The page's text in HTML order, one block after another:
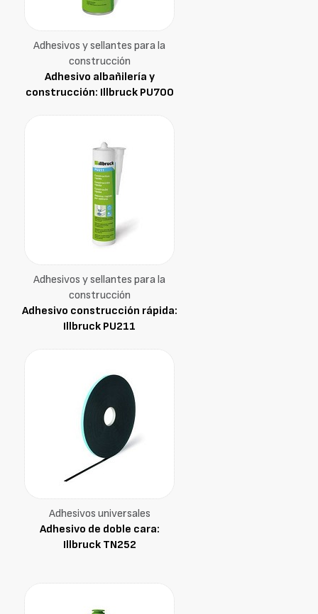
Adhesivos y sellantes para la
construcción
Adhesivo albañilería y
construcción: Illbruck PU700
Adhesivos y sellantes para la
construcción
Adhesivo construcción rápida:
Illbruck PU211
Adhesivos universales
Adhesivo de doble cara:
Illbruck TN252